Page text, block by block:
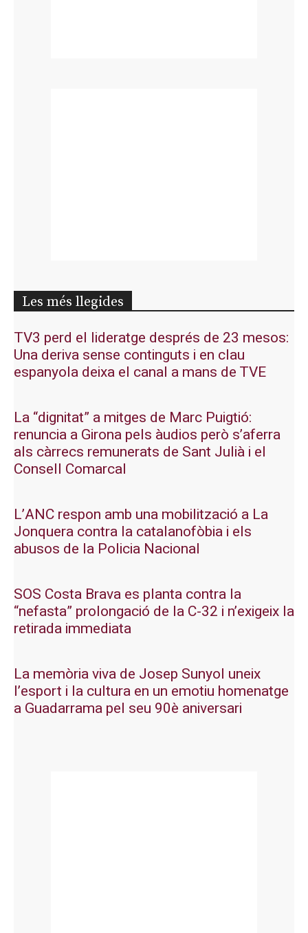
Les més llegides
TV3 perd el lideratge després de 23 mesos:
Una deriva sense continguts i en clau
espanyola deixa el canal a mans de TVE
La “dignitat” a mitges de Marc Puigtió:
renuncia a Girona pels àudios però s’aferra
als càrrecs remunerats de Sant Julià i el
Consell Comarcal
L’ANC respon amb una mobilització a La
Jonquera contra la catalanofòbia i els
abusos de la Policia Nacional
SOS Costa Brava es planta contra la
“nefasta” prolongació de la C-32 i n’exigeix la
retirada immediata
La memòria viva de Josep Sunyol uneix
l’esport i la cultura en un emotiu homenatge
a Guadarrama pel seu 90è aniversari